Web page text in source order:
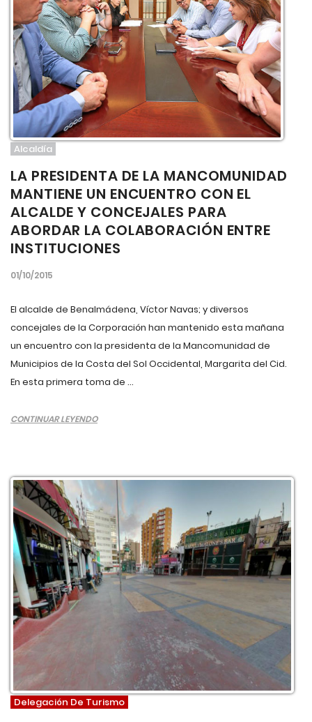
Alcaldía
LA PRESIDENTA DE LA MANCOMUNIDAD
MANTIENE UN ENCUENTRO CON EL
ALCALDE Y CONCEJALES PARA
ABORDAR LA COLABORACIÓN ENTRE
INSTITUCIONES
01/10/2015
El alcalde de Benalmádena, Víctor Navas; y diversos
concejales de la Corporación han mantenido esta mañana
un encuentro con la presidenta de la Mancomunidad de
Municipios de la Costa del Sol Occidental, Margarita del Cid.
En esta primera toma de ...
CONTINUAR LEYENDO
Delegación De Turismo